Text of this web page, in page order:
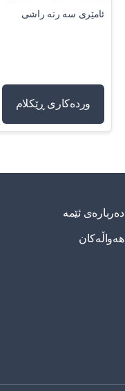
ئامێری سه رته راشى
وردەکاری ڕێکلام
دەربارەی ئێمە
هەواڵەکان